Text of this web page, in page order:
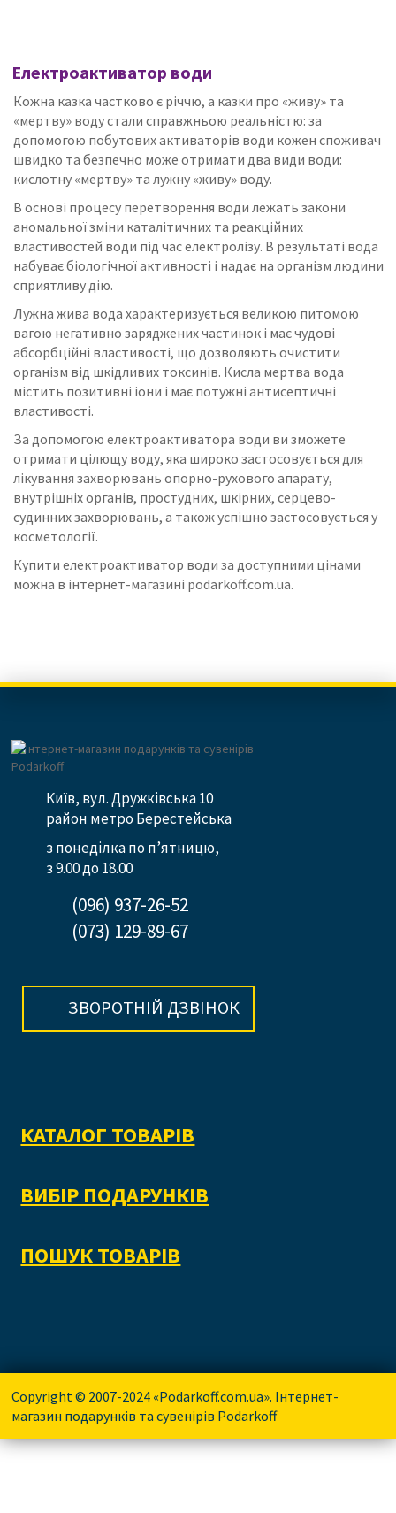
Електроактиватор води
Кожна казка частково є річчю, а казки про «живу» та
«мертву» воду стали справжньою реальністю: за
допомогою побутових активаторів води кожен споживач
швидко та безпечно може отримати два види води:
кислотну «мертву» та лужну «живу» воду.
В основі процесу перетворення води лежать закони
аномальної зміни каталітичних та реакційних
властивостей води під час електролізу. В результаті вода
набуває біологічної активності і надає на організм людини
сприятливу дію.
Лужна жива вода характеризується великою питомою
вагою негативно заряджених частинок і має чудові
абсорбційні властивості, що дозволяють очистити
організм від шкідливих токсинів. Кисла мертва вода
містить позитивні іони і має потужні антисептичні
властивості.
За допомогою електроактиватора води ви зможете
отримати цілющу воду, яка широко застосовується для
лікування захворювань опорно-рухового апарату,
внутрішніх органів, простудних, шкірних, серцево-
судинних захворювань, а також успішно застосовується у
косметології.
Купити електроактиватор води за доступними цінами
можна в інтернет-магазині podarkoff.com.ua.
Київ, вул. Дружківська 10
район метро Берестейська
з понеділка по п’ятницю,
з 9.00 до 18.00
(096) 937-26-52
(073) 129-89-67
ЗВОРОТНІЙ ДЗВІНОК
КАТАЛОГ ТОВАРІВ
ВИБІР ПОДАРУНКІВ
ПОШУК ТОВАРІВ
Copyright © 2007-2024 «Podarkoff.com.ua». Інтернет-
магазин подарунків та сувенірів Podarkoff